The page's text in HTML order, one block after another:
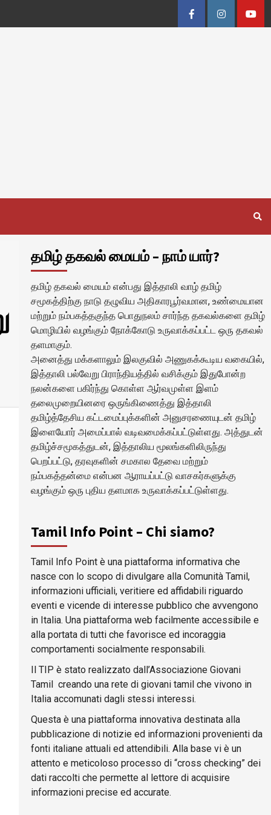
FacebookInstagram
தமிழ் தகவல் மையம் – நாம் யார்?
தமிழ் தகவல் மையம் என்பது இத்தாலி வாழ் தமிழ்
சமூகத்திற்கு நாடு தழுவிய அதிகாரபூர்வமான, உண்மையான
மற்றும் நம்பகத்தகுந்த பொதுநலம் சார்ந்த தகவல்களை தமிழ்
மொழியில் வழங்கும் நோக்கோடு உருவாக்கப்பட்ட ஒரு தகவல்
தளமாகும்.
அனைத்து மக்களாலும் இலகுவில் அணுகக்கூடிய வகையில்,
இத்தாலி பல்வேறு பிராந்தியத்தில் வசிக்கும் இதுபோன்ற
நலன்களை பகிர்ந்து கொள்ள ஆர்வமுள்ள இளம்
தலைமுறையினரை ஒருங்கிணைத்து இத்தாலி
தமிழ்த்தேசிய கட்டமைப்புக்களின் அனுசரணையுடன் தமிழ்
இளையோர் அமைப்பால் வடிவமைக்கப்பட்டுள்ளது. அத்துடன்
தமிழ்ச்சமூகத்துடன், இத்தாலிய மூலங்களிலிருந்து
பெறப்பட்டு, தரவுகளின் சமகால தேவை மற்றும்
நம்பகத்தன்மை என்பன ஆராயப்பட்டு வாசகர்களுக்கு
வழங்கும் ஒரு புதிய தளமாக உருவாக்கப்பட்டுள்ளது.
Tamil Info Point – Chi siamo?
Tamil Info Point è una piattaforma informativa che
nasce con lo scopo di divulgare alla Comunità Tamil,
informazioni ufficiali, veritiere ed affidabili riguardo
eventi e vicende di interesse pubblico che avvengono
in Italia. Una piattaforma web facilmente accessibile e
alla portata di tutti che favorisce ed incoraggia
comportamenti socialmente responsabili.
Il TIP è stato realizzato dall’Associazione Giovani
Tamil creando una rete di giovani tamil che vivono in
Italia accomunati dagli stessi interessi.
Questa è una piattaforma innovativa destinata alla
pubblicazione di notizie ed informazioni provenienti da
fonti italiane attuali ed attendibili. Alla base vi è un
attento e meticoloso processo di “cross checking” dei
dati raccolti che permette al lettore di acquisire
informazioni precise ed accurate.